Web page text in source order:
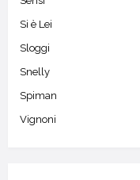
Si è Lei
Sloggi
Snelly
Spiman
Vignoni